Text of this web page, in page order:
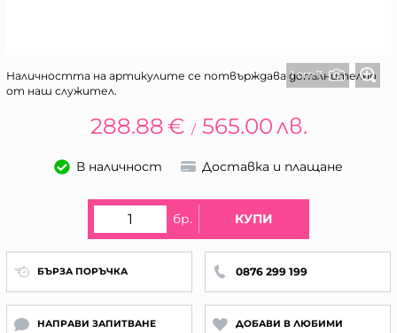
1 от 7
Наличността на артикулите се потвърждава допълнително
от наш служител.
288.88€ / 565.00 лв.
В наличност Доставка и плащане
бр. КУПИ
БЪРЗА ПОРЪЧКА 0876 299 199
НАПРАВИ ЗАПИТВАНЕ ДОБАВИ В ЛЮБИМИ